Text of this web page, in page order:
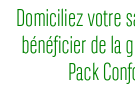
Domiciliez votre
bénéficier de la
Pack